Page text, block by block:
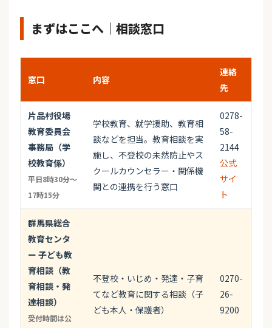
まずはここへ｜相談窓口
窓口 内容
連絡
先
片品村役場
教育委員会
事務局（学
校教育係）
平日8時30分～
17時15分
学校教育、就学援助、教育相
談などを担当。教育相談を実
施し、不登校の未然防止やス
クールカウンセラー・関係機
関との連携を行う窓口
0278-
58-
2144
公式
サイ
ト
群馬県総合
教育センタ
ー 子ども教
育相談（教
育相談・発
達相談）
受付時間は公
不登校・いじめ・発達・子育
てなど教育に関する相談（子
ども本人・保護者）
0270-
26-
9200